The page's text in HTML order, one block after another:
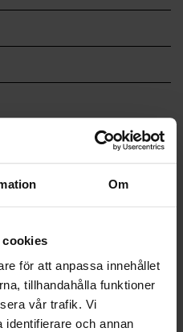
Om
cookies
för att anpassa innehållet
tillhandahålla funktioner
vår trafik. Vi
identifierare och annan